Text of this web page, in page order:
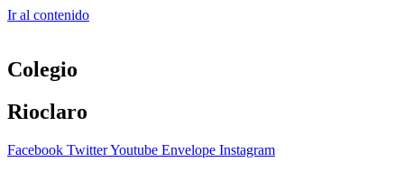
Ir al contenido
Colegio
Rioclaro
Facebook TwitterYoutube Envelope Instagram